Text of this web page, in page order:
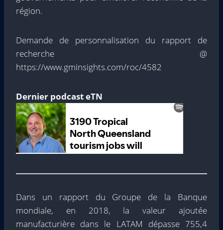
région.
Demande de personnalisation du rapport de
recherche @
https://www.gminsights.com/roc/4582
Dernier podcast eTN
Dans un rapport du Groupe de la Banque
mondiale, en 2018, la valeur ajoutée
manufacturière dans le LATAM dépasse 755,4